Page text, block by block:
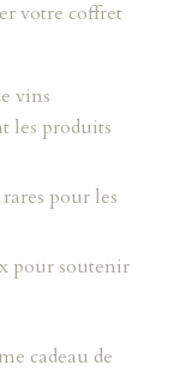
votre coffret
vins
les produits
pour les
pour soutenir
cadeau de